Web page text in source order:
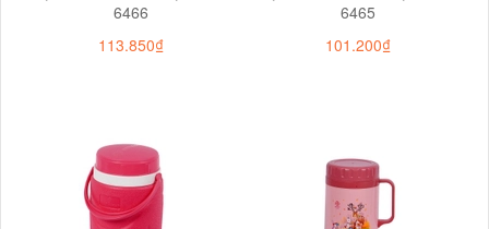
6466
113.850₫
6465
101.200₫